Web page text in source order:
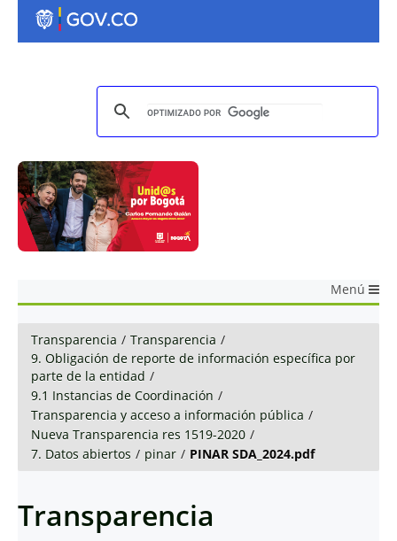
Menú
Transparencia / Transparencia /
9. Obligación de reporte de información específica por
parte de la entidad /
9.1 Instancias de Coordinación /
Transparencia y acceso a información pública /
Nueva Transparencia res 1519-2020 /
7. Datos abiertos / pinar / PINAR SDA_2024.pdf
Transparencia